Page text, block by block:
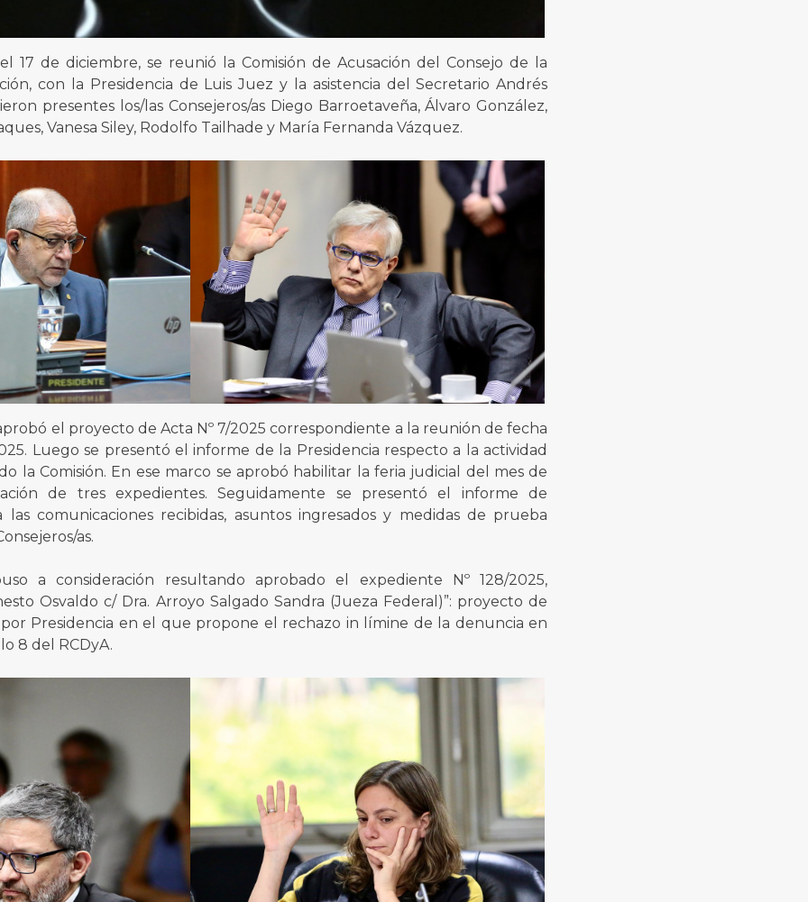
17 de diciembre, se reunió la Comisión de Acusación del Consejo de la
con la Presidencia de Luis Juez y la asistencia del Secretario Andrés
presentes los/las Consejeros/as Diego Barroetaveña, Álvaro González,
Vanesa Siley, Rodolfo Tailhade y María Fernanda Vázquez.
el proyecto de Acta Nº 7/2025 correspondiente a la reunión de fecha
Luego se presentó el informe de la Presidencia respecto a la actividad
la Comisión. En ese marco se aprobó habilitar la feria judicial del mes de
de tres expedientes. Seguidamente se presentó el informe de
las comunicaciones recibidas, asuntos ingresados y medidas de prueba
as.
a consideración resultando aprobado el expediente Nº 128/2025,
Osvaldo c/ Dra. Arroyo Salgado Sandra (Jueza Federal)”: proyecto de
Presidencia en el que propone el rechazo in límine de la denuncia en
8 del RCDyA.